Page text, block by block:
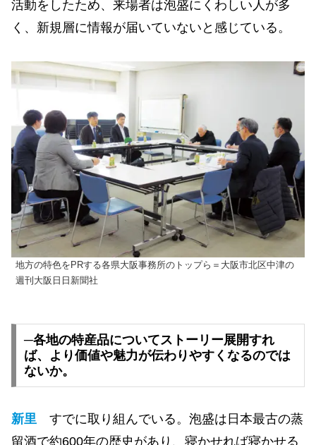
活動をしたため、来場者は泡盛にくわしい人が多
く、新規層に情報が届いていないと感じている。
地方の特色をPRする各県大阪事務所のトップら＝大阪市北区中津の
週刊大阪日日新聞社
─各地の特産品についてストーリー展開すれ
ば、より価値や魅力が伝わりやすくなるのでは
ないか。
新里 すでに取り組んでいる。泡盛は日本最古の蒸
留酒で約600年の歴史があり、寝かせれば寝かせる